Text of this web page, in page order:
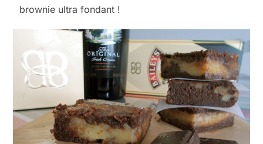
brownie ultra fondant !